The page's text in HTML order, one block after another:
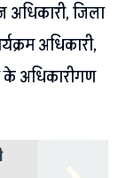
अधिकारी, जिला
अधिकारी,
के अधिकारीगण